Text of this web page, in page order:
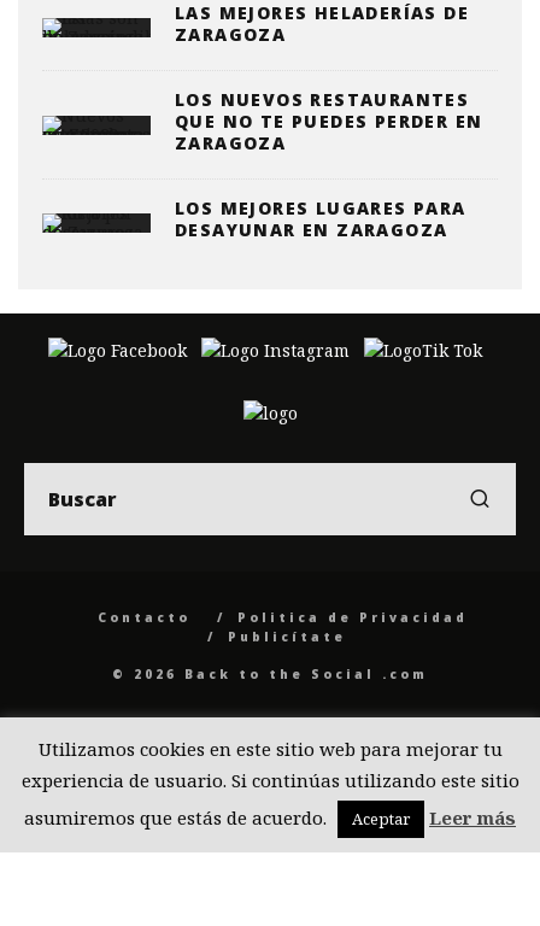
LAS MEJORES HELADERÍAS DE
ZARAGOZA
LOS NUEVOS RESTAURANTES
QUE NO TE PUEDES PERDER EN
ZARAGOZA
LOS MEJORES LUGARES PARA
DESAYUNAR EN ZARAGOZA
Contacto
Politica de Privacidad
Publicítate
© 2026 Back to the Social .com
Utilizamos cookies en este sitio web para mejorar tu
experiencia de usuario. Si continúas utilizando este sitio
asumiremos que estás de acuerdo.
Aceptar Leer más